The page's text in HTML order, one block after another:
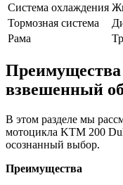
Система охлаждения
Тормозная система
Рама
взвешенный
В этом разделе мы
мотоцикла KTM 200
осознанный выбор.
Преимущества